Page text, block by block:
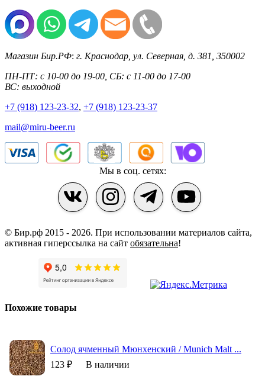
Магазин Бир.РФ: г. Краснодар ул. Северная, д. 381 350002
ПН-ПТ: с 10-00 до 19-00, СБ: с 11-00 до 17-00
ВС: выходной
+7 (918) 123-23-32, +7 (918) 123-23-37
mail@miru-beer.ru
Мы в соц. сетях:
© Бир.рф 2015 - 2026. При использовании материалов сайта,
активная гиперссылка на сайт обязательна!
Похожие товары
Солод ячменный Мюнхенский / Munich Malt ...
123 ₽
В наличии